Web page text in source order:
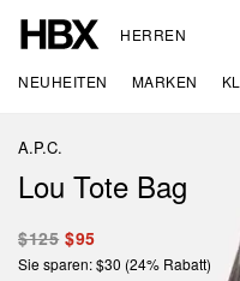
HERREN
NEUHEITEN MARKEN
A.P.C.
Lou Tote Bag
$125 $95
Sie sparen: $30 (24% Rabatt)